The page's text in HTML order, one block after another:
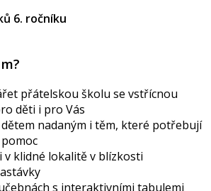
6. ročníku
přátelskou školu se vstřícnou
děti i pro Vás
dětem nadaným i těm, které potřebují
v klidné lokalitě v blízkosti
s interaktivními tabulemi